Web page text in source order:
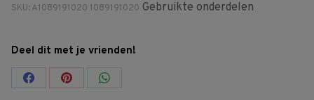
SKU:A1089191020 1089191020 Gebruikte onderdelen
Deel dit met je vrienden!
Share Share Share